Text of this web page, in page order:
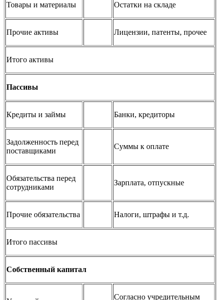
Товары и материалы Остатки на складе
Прочие активы Лицензии, патенты, прочее
Итого активы
Пассивы
Кредиты и займы Банки, кредиторы
Задолженность перед
поставщиками
Суммы к оплате
Обязательства перед
сотрудниками
Зарплата, отпускные
Прочие обязательства Налоги, штрафы и т.д.
Итого пассивы
Собственный капитал
Согласно учредительным